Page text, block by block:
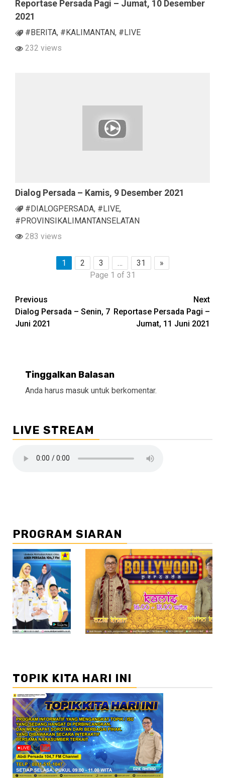
Reportase Persada Pagi – Jumat, 10 Desember
2021
#BERITA, #KALIMANTAN, #LIVE
232 views
Dialog Persada – Kamis, 9 Desember 2021
#DIALOGPERSADA, #LIVE,
#PROVINSIKALIMANTANSELATAN
283 views
1 2 3 … 31
»
Page 1 of 31
Continue
Reading
Previous
Dialog Persada – Senin, 7
Juni 2021
Next
Reportase Persada Pagi –
Jumat, 11 Juni 2021
Tinggalkan Balasan
Anda harus masuk untuk berkomentar.
LIVE STREAM
PROGRAM SIARAN
//2 //3
TOPIK KITA HARI INI